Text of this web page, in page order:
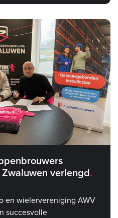
verlengd
en wielervereniging AWV
succesvolle